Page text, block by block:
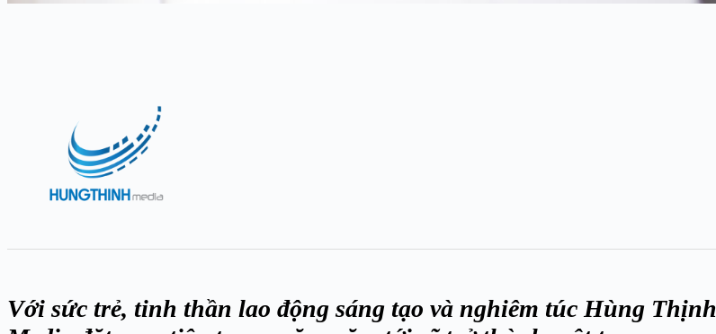
Với sức trẻ, tinh thần lao động sáng tạo và nghiêm túc Hùng Thịnh